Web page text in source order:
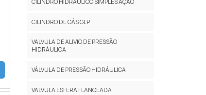
CILINDRO HIDRÁULICO SIMPLES AÇÃO
CILINDRO DE GÁS GLP
VALVULA DE ALIVIO DE PRESSÃO
HIDRÁULICA
VÁLVULA DE PRESSÃO HIDRÁULICA
VALVULA ESFERA FLANGEADA